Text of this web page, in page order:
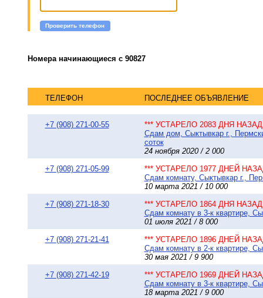
Проверить телефон
Номера начинающиеся с 90827
ТЕЛЕФОН ПОСЛЕДНЕЕ ОБЪЯВЛЕНИЕ
+7 (908) 271-00-55
*** УСТАРЕЛО 2083 ДНЯ НАЗАД
Сдам дом, Сыктывкар г.,
соток
24 ноября 2020 / 2 000
+7 (908) 271-05-99
*** УСТАРЕЛО 1977 ДНЕЙ
Сдам комнату, Сыктывкар г.,
10 марта 2021 / 10 000
+7 (908) 271-18-30
*** УСТАРЕЛО 1864 ДНЯ НАЗАД
Сдам комнату в 3-к квартире,
01 июля 2021 / 8 000
+7 (908) 271-21-41
*** УСТАРЕЛО 1896 ДНЕЙ
Сдам комнату в 2-к квартире,
30 мая 2021 / 9 900
+7 (908) 271-42-19
*** УСТАРЕЛО 1969 ДНЕЙ
Сдам комнату в 3-к квартире,
18 марта 2021 / 9 000